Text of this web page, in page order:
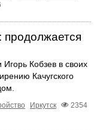
продолжается
Игорь Кобзев в своих
Качугского
Иркутск
2354